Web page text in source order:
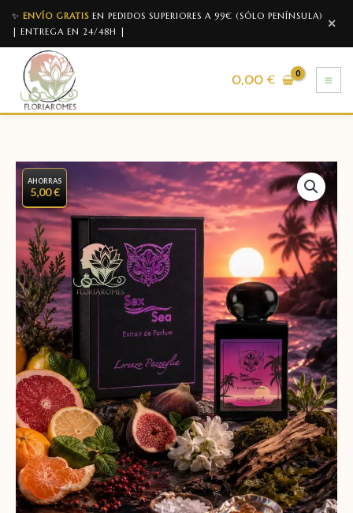
✨ ENVÍO GRATIS EN PEDIDOS SUPERIORES A 99€ (SÓLO PENÍNSULA)
| ENTREGA EN 24/48H |
✕
0,00€
AHORRAS
5,00 €